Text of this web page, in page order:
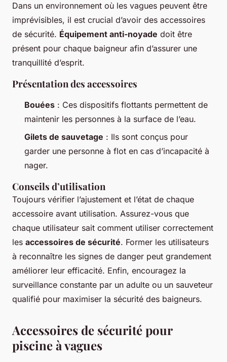
Dans un environnement où les vagues peuvent être
imprévisibles, il est crucial d’avoir des accessoires
de sécurité. Équipement anti-noyade doit être
présent pour chaque baigneur afin d’assurer une
tranquillité d’esprit.
Présentation des accessoires
Bouées : Ces dispositifs flottants permettent de
maintenir les personnes à la surface de l’eau.
Gilets de sauvetage : Ils sont conçus pour
garder une personne à flot en cas d’incapacité à
nager.
Conseils d’utilisation
Toujours vérifier l’ajustement et l’état de chaque
accessoire avant utilisation. Assurez-vous que
chaque utilisateur sait comment utiliser correctement
les accessoires de sécurité. Former les utilisateurs
à reconnaître les signes de danger peut grandement
améliorer leur efficacité. Enfin, encouragez la
surveillance constante par un adulte ou un sauveteur
qualifié pour maximiser la sécurité des baigneurs.
Accessoires de sécurité pour
piscine à vagues